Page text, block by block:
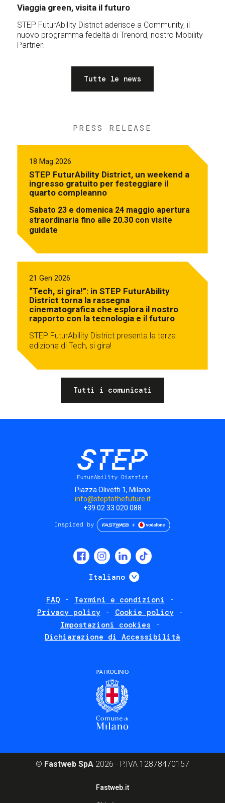
Viaggia green, visita il futuro
STEP FuturAbility District aderisce a Community, il
nuovo programma fedeltà di Trenord, nostro Mobility
Partner.
Tutte le news
PRESS RELEASE
18 Mag 2026
STEP FuturAbility District, un weekend a
ingresso gratuito per festeggiare il
quarto compleanno
Sabato 23 e domenica 24 maggio apertura
straordinaria fino alle 20.30 con visite
guidate
21 Gen 2026
“Tech, si gira!”: in STEP FuturAbility
District torna la rassegna
cinematografica che esplora il nostro
rapporto con la tecnologia e il futuro
STEP FuturAbility District presenta la terza
edizione di Tech, si gira!
Tutti i comunicati
Piazza Olivetti 1, Milano
info@steptothefuture.it
+39 02 33 020 088
Italiano Mostra ulteriori
FAQ
Termini e condizioni
Privacy policy
Cookie policy
Impostazioni cookies
Dichiarazione di Accessibilità
© Fastweb SpA 2026 - P.IVA 12878470157
Fastweb.it